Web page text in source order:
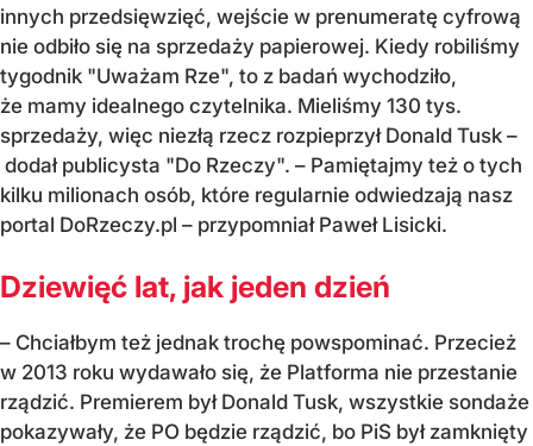
innych przedsięwzięć, wejście w prenumeratę cyfrową
nie odbiło się na sprzedaży papierowej. Kiedy robiliśmy
tygodnik "Uważam Rze", to z badań wychodziło,
że mamy idealnego czytelnika. Mieliśmy 130 tys.
sprzedaży, więc niezłą rzecz rozpieprzył Donald Tusk –
dodał publicysta "Do Rzeczy". – Pamiętajmy też o tych
kilku milionach osób, które regularnie odwiedzają nasz
portal DoRzeczy.pl – przypomniał Paweł Lisicki.
Dziewięć lat, jak jeden dzień
– Chciałbym też jednak trochę powspominać. Przecież
w 2013 roku wydawało się, że Platforma nie przestanie
rządzić. Premierem był Donald Tusk, wszystkie sondaże
pokazywały, że PO będzie rządzić, bo PiS był zamknięty